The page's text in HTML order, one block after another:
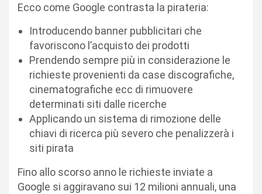
Ecco come Google contrasta la pirateria:
Introducendo banner pubblicitari che
favoriscono l’acquisto dei prodotti
Prendendo sempre più in considerazione le
richieste provenienti da case discografiche,
cinematografiche ecc di rimuovere
determinati siti dalle ricerche
Applicando un sistema di rimozione delle
chiavi di ricerca più severo che penalizzerà i
siti pirata
Fino allo scorso anno le richieste inviate a
Google si aggiravano sui 12 milioni annuali, una